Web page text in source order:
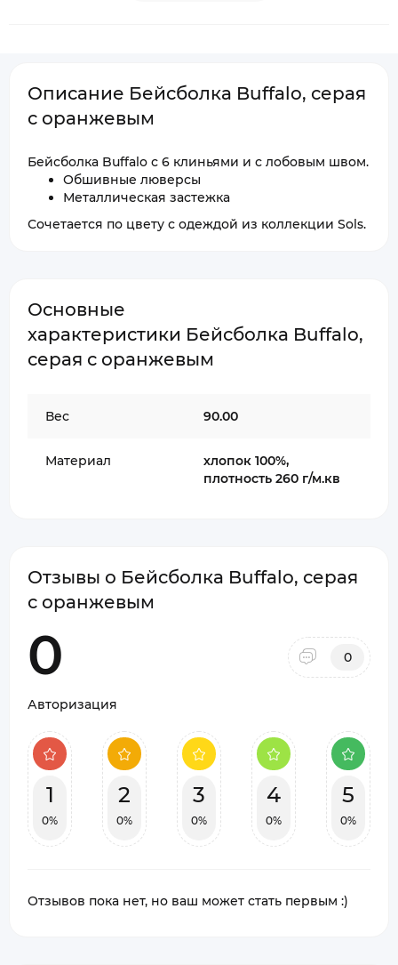
Описание Бейсболка Buffalo, серая
с оранжевым
Бейсболка Buffalo с 6 клиньями и с лобовым швом.
Обшивные люверсы
Металлическая застежка
Сочетается по цвету с одеждой из коллекции Sols.
Основные
характеристики Бейсболка Buffalo,
серая с оранжевым
Вес 90.00
Материал
хлопок 100%,
плотность 260 г/м.кв
Отзывы о Бейсболка Buffalo, серая
с оранжевым
0 0
Авторизация
1
0%
2
0%
3
0%
4
0%
5
0%
Отзывов пока нет, но ваш может стать первым :)